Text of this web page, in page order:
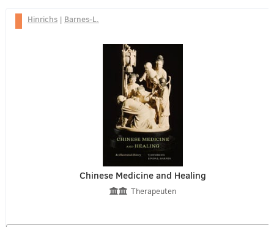
Hinrichs| Barnes-L.
Chinese Medicine and Healing
Therapeuten